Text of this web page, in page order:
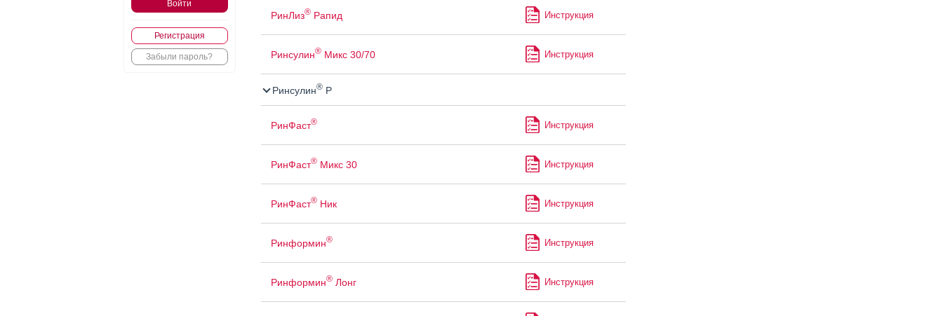
Регистрация
Забыли пароль?
РинЛиз®Рапид Инструкция
Ринсулин®Микс 30/70 Инструкция
Ринсулин®Р
РинФаст® Инструкция
РинФаст®Микс 30 Инструкция
РинФаст®Ник Инструкция
Ринформин® Инструкция
Ринформин®Лонг Инструкция